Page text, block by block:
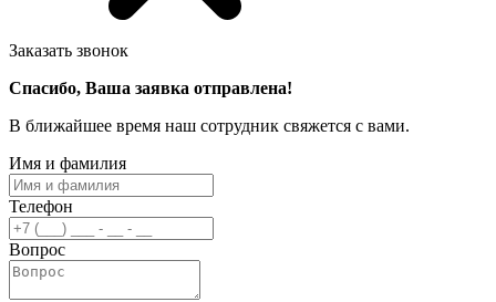
Заказать звонок
Спасибо, Ваша заявка отправлена!
В ближайшее время наш сотрудник свяжется с вами.
Имя и фамилия
Телефон
Вопрос